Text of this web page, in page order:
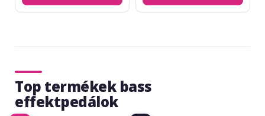
Top termékek bass
effektpedálok